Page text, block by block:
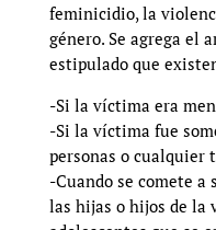
feminicidio, la
género. Se agrega el
estipulado que
-Si la víctima era
-Si la víctima fue
personas o cualquier
-Cuando se comete a
las hijas o hijos de la